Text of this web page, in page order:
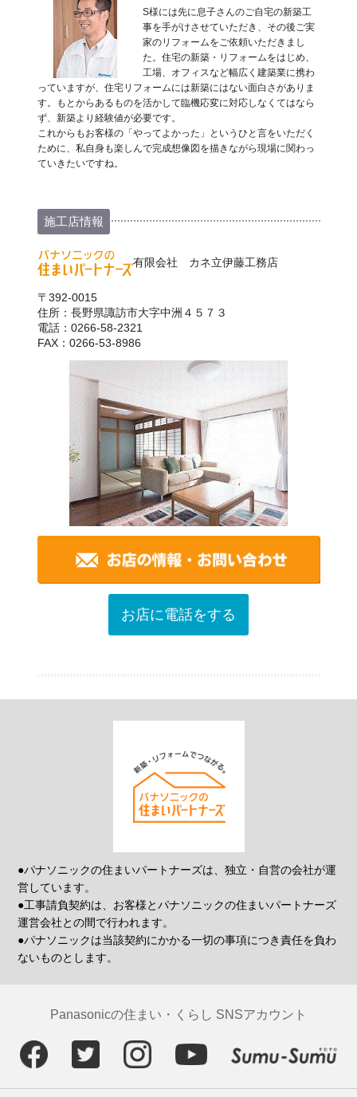
S様には先に息子さんのご自宅の新築工
事を手がけさせていただき、その後ご実
家のリフォームをご依頼いただきまし
た。住宅の新築・リフォームをはじめ、
工場、オフィスなど幅広く建築業に携わ
っていますが、住宅リフォームには新築にはない面白さがありま
す。もとからあるものを活かして臨機応変に対応しなくてはなら
ず、新築より経験値が必要です。
これからもお客様の「やってよかった」というひと言をいただく
ために、私自身も楽しんで完成想像図を描きながら現場に関わっ
ていきたいですね。
施工店情報
有限会社 カネ立伊藤工務店
〒392-0015
住所：長野県諏訪市大字中洲４５７３
電話：0266-58-2321
FAX：0266-53-8986
お店に電話をする
●パナソニックの住まいパートナーズは、独立・自営の会社が運
営しています。
●工事請負契約は、お客様とパナソニックの住まいパートナーズ
運営会社との間で行われます。
●パナソニックは当該契約にかかる一切の事項につき責任を負わ
ないものとします。
Panasonicの住まい・くらし SNSアカウント